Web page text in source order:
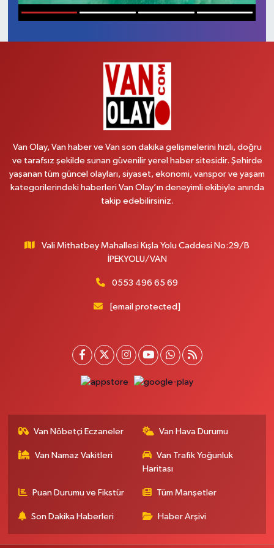
Van Olay, Van haber ve Van son dakika gelişmelerini hızlı, doğru
ve tarafsız şekilde sunan güvenilir yerel haber sitesidir. Şehirde
yaşanan tüm güncel olayları, siyaset, ekonomi, vanspor ve yaşam
kategorilerindeki haberleri Van Olay’ın deneyimli ekibiyle anında
takip edebilirsiniz.
Vali Mithatbey Mahallesi Kışla Yolu Caddesi No:29/B
İPEKYOLU/VAN
0553 496 65 69
[email protected]
Van Nöbetçi Eczaneler Van Hava Durumu
Van Namaz Vakitleri
Van Trafik Yoğunluk
Haritası
Puan Durumu ve Fikstür Tüm Manşetler
Son Dakika Haberleri Haber Arşivi
RESMİ İLANLAR